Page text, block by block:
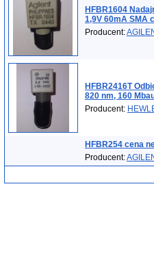
HFBR1604
1,9V 60mA SMA
Producent:
HFBR2416T
820 nm, 160
Producent:
HFBR254 cena
Producent: